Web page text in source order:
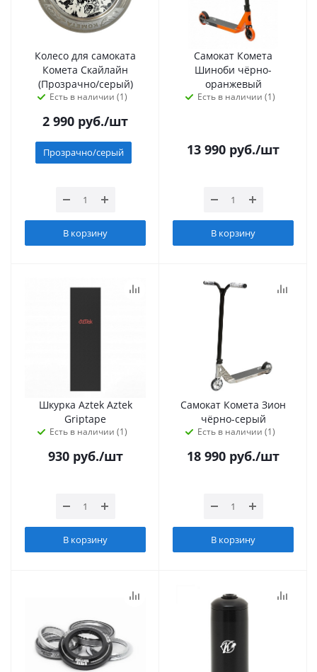
Колесо для самоката
Комета Скайлайн
(Прозрачно/серый)
Есть в наличии (1)
2 990 руб./шт
Прозрачно/серый
В корзину
Самокат Комета
Шиноби чёрно-
оранжевый
Есть в наличии (1)
13 990 руб./шт
В корзину
Шкурка Aztek Aztek
Griptape
Есть в наличии (1)
930руб./шт
В корзину
Самокат Комета Зион
чёрно-серый
Есть в наличии (1)
18 990 руб./шт
В корзину